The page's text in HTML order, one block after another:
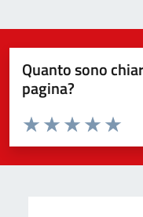
Quanto sono
pagina?
Valuta da 1 a 5 stelle la
Valuta
Valuta 4
Valuta 3 stelle
Valuta 2 stelle su 5
Valuta 1 stelle su 5